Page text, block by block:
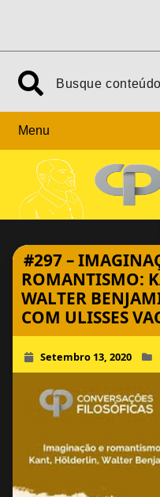
Search
Menu
#297 –
ROMANTISMO:
WALTER
COM ULISSES
Setembro 13, 2020